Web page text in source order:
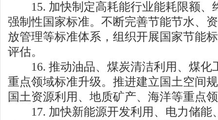
15. 加快制定高耗能行业能耗限额、
强制性国家标准。不断完善节能节水、
放管理等标准体系，组织开展国家节能
评估。
16. 推动油品、煤炭清洁利用、煤化
重点领域标准升级。推进建立国土空间
国土资源利用、地质矿产、海洋等重点
17. 加快新能源开发利用、电力储能